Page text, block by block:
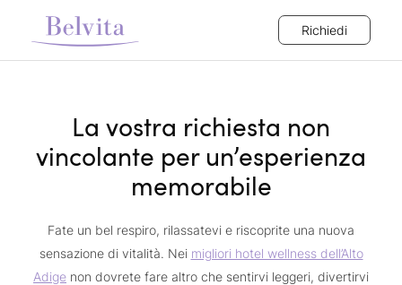
Richiedi
La vostra richiesta non
vincolante per un’esperienza
memorabile
Fate un bel respiro, rilassatevi e riscoprite una nuova
sensazione di vitalità. Nei migliori hotel wellness dell’Alto
Adige non dovrete fare altro che sentirvi leggeri, divertirvi